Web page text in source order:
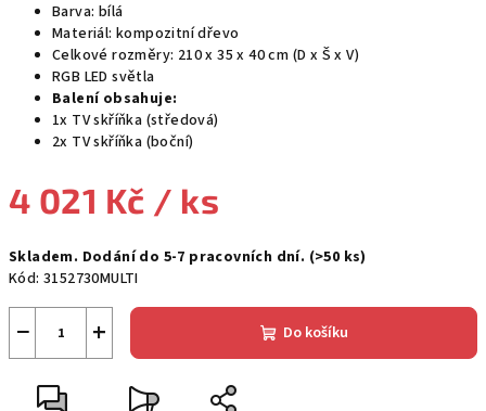
Barva: bílá
Materiál: kompozitní dřevo
Celkové rozměry: 210 x 35 x 40 cm (D x Š x V)
RGB LED světla
Balení obsahuje:
1x TV skříňka (středová)
2x TV skříňka (boční)
4 021 Kč / ks
cena:
Skladem. Dodání do 5-7 pracovních dní. (>50 ks)
Kód: 3152730MULTI
+
− Do košíku